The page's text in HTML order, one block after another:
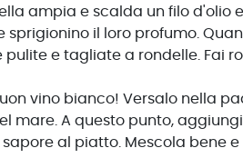
ampia e scalda un filo d'olio
il loro profumo.
e tagliate a rondelle. Fai
vino bianco! Versalo nella
mare. A questo punto,
al piatto. Mescola bene